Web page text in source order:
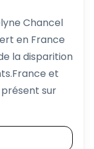
Chancel
en France
la disparition
et
sur